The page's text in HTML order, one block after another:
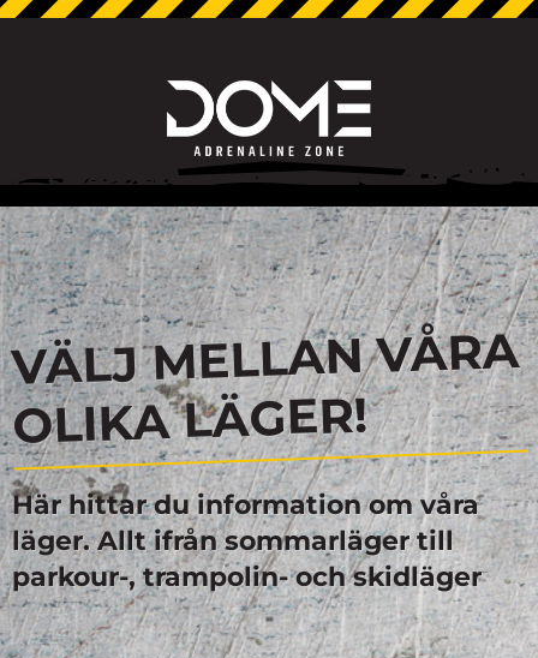
VÄLJ MELLAN VÅRA
OLIKA LÄGER!
Här hittar du information om våra
läger. Allt ifrån sommarläger till
parkour-, trampolin- och skidläger